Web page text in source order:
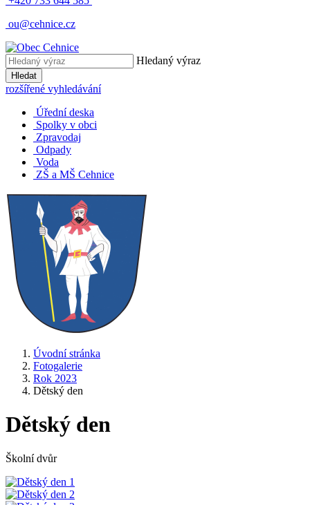
ou@cehnice.cz
Hledaný výraz
Hledat
rozšířené vyhledávání
Úřední deska
Spolky v obci
Zpravodaj
Odpady
Voda
ZŠ a MŠ Cehnice
Úvodní stránka
Fotogalerie
Rok 2023
Dětský den
Dětský den
Školní dvůr